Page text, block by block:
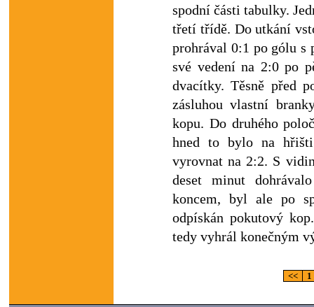
spodní části tabulky.
třetí třídě. Do utkání
prohrával 0:1 po gólu s
své vedení na 2:0 po
dvacítky. Těsně před
zásluhou vlastní
kopu. Do druhého
hned to bylo na
vyrovnat na 2:2. S
deset minut
koncem, byl ale po
odpískán pokutový
tedy vyhrál konečným
<< 1